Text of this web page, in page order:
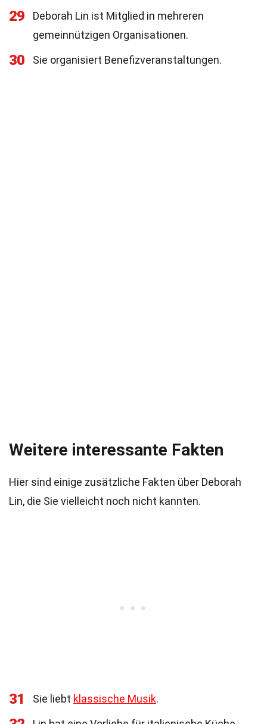
29
Deborah Lin ist Mitglied in mehreren
gemeinnützigen Organisationen.
30 Sie organisiert Benefizveranstaltungen.
Weitere interessante Fakten
Hier sind einige zusätzliche Fakten über Deborah
Lin, die Sie vielleicht noch nicht kannten.
31 Sie liebt klassische Musik.